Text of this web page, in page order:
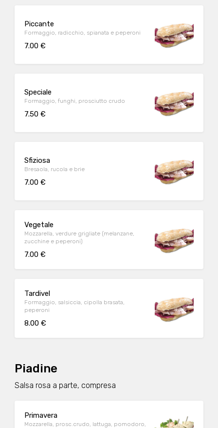
Piccante
Formaggio, radicchio, spianata e peperoni
7.00 €
Speciale
Formaggio, funghi, prosciutto crudo
7.50 €
Sfiziosa
Bresaola, rucola e brie
7.00 €
Vegetale
Mozzarella, verdure grigliate (melanzane,
zucchine e peperoni)
7.00 €
Tardivel
Formaggio, salsiccia, cipolla brasata,
peperoni
8.00 €
Piadine
Salsa rosa a parte, compresa
Primavera
Mozzarella, prosc.crudo, lattuga, pomodoro,